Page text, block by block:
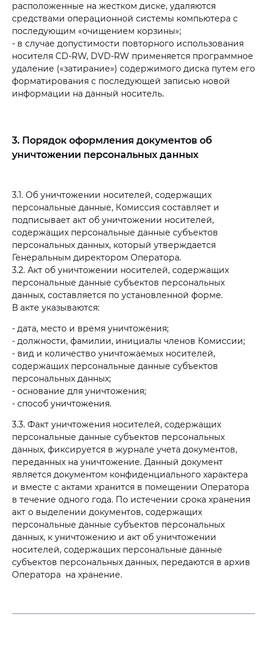
расположенные на жестком диске, удаляются
средствами операционной системы компьютера с
последующим «очищением корзины»;
- в случае допустимости повторного использования
носителя CD-RW, DVD-RW применяется программное
удаление («затирание») содержимого диска путем его
форматирования с последующей записью новой
информации на данный носитель.
3. Порядок оформления документов об
уничтожении персональных данных
3.1. Об уничтожении носителей, содержащих
персональные данные, Комиссия составляет и
подписывает акт об уничтожении носителей,
содержащих персональные данные субъектов
персональных данных, который утверждается
Генеральным директором Оператора.
3.2. Акт об уничтожении носителей, содержащих
персональные данные субъектов персональных
данных, составляется по установленной форме.
В акте указываются:
- дата, место и время уничтожения;
- должности, фамилии, инициалы членов Комиссии;
- вид и количество уничтожаемых носителей,
содержащих персональные данные субъектов
персональных данных;
- основание для уничтожения;
- способ уничтожения.
3.3. Факт уничтожения носителей, содержащих
персональные данные субъектов персональных
данных, фиксируется в журнале учета документов,
переданных на уничтожение. Данный документ
является документом конфиденциального характера
и вместе с актами хранится в помещении Оператора
в течение одного года. По истечении срока хранения
акт о выделении документов, содержащих
персональные данные субъектов персональных
данных, к уничтожению и акт об уничтожении
носителей, содержащих персональные данные
субъектов персональных данных, передаются в архив
Оператора на хранение.